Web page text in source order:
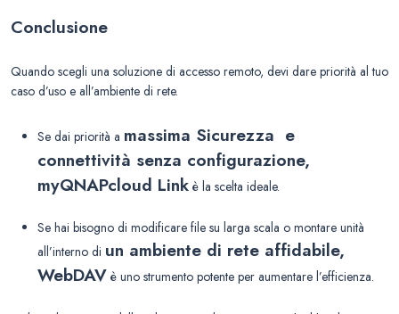
Conclusione
Quando scegli una soluzione di accesso remoto, devi dare priorità al tuo
caso d’uso e all’ambiente di rete.
Se dai priorità a massima Sicurezza e
connettività senza configurazione,
myQNAPcloud Link è la scelta ideale.
Se hai bisogno di modificare file su larga scala o montare unità
all’interno di un ambiente di rete affidabile,
WebDAV è uno strumento potente per aumentare l’efficienza.